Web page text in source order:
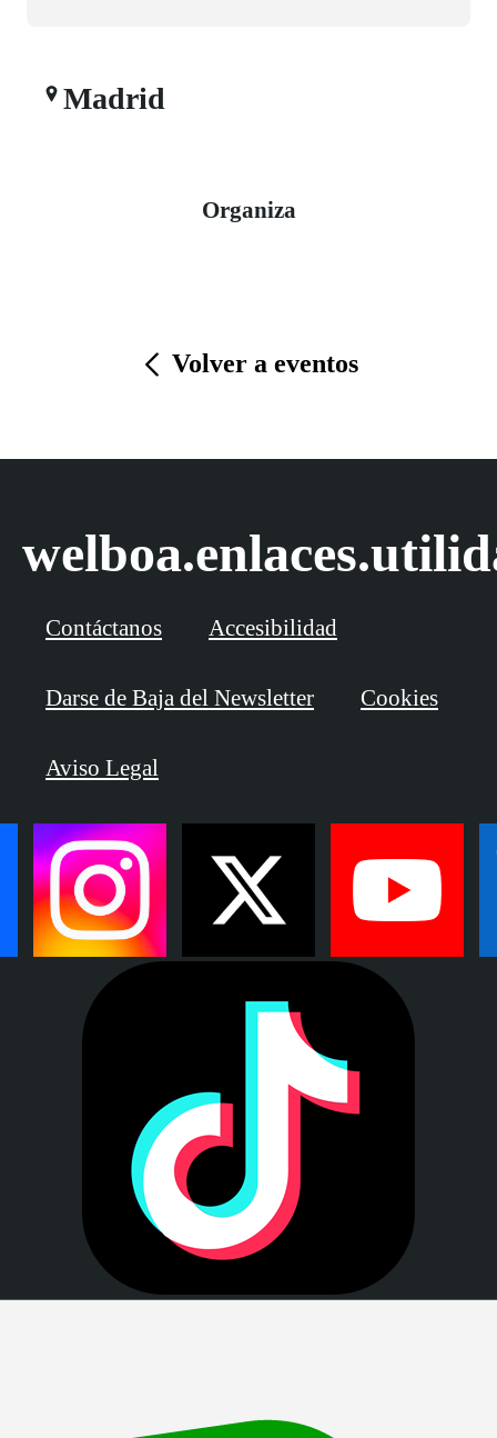
Madrid
Organiza
Volver a eventos
Contáctanos Accesibilidad
Darse de Baja del Newsletter Cookies
Aviso Legal